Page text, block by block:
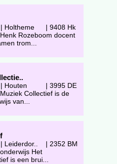
| Holtheme | 9408 Hk
Rozeboom docent
trom...
| Houten | 3995 DE
Collectief is de
van...
| Leiderdor.. | 2352 BM
Het
is een brui...